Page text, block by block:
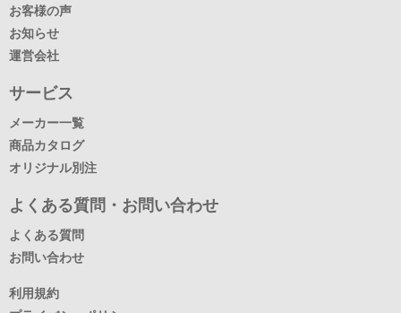
お客様の声
お知らせ
運営会社
サービス
メーカー一覧
商品カタログ
オリジナル別注
よくある質問・お問い合わせ
よくある質問
お問い合わせ
利用規約